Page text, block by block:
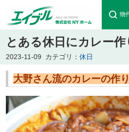
物
とある休日にカレー作
2023-11-09 カテゴリ： 休日
大野さん流のカレーの作